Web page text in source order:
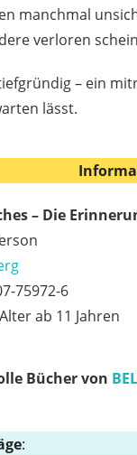
manchmal
verloren
– ein
lässt.
– Die
75972-6
ab 11 Jahren
Bücher von
: